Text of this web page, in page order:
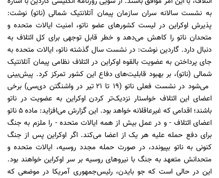
به نشست سالانه سران سازمان پیمان آتلانتیک شمالی (ناتو) نوشت:
پذیرش اوکراین در لیست کشورهای عضو ناتو، امنیت ایالات متحده و
متحدان ناتو را کاهش می‌دهد و خطر قابل توجهی برای کل ائتلاف به
دنبال دارد. گاردین نوشت: در نشست سال گذشته ناتو، ایالات متحده به
جای پرداختن به عضویت بالقوه اوکراین در ائتلاف نظامی پیمان آتلانتیک
شمالی (ناتو)، بر بهبود قابلیت‌های دفاع این کشور تمرکز کرد. پیش‌بینی
می‌شود در نشست فعلی ناتو (۱۹ تا ۲۱ تیر در واشنگتن دی‌سی) برخی
اعضای این ائتلاف خواستار نزدیک‌تر کردن اوکراین به عضویت در ناتو
باشند؛ اقدامی که غیرعاقلانه خواهد بود. این گزارش می‌افزاید: ماده ۵ ناتو
اعضای ائتلاف - و در عمل بیش از همه ایالات متحده - را ملزم به جنگ
برای دفع حمله علیه هر یک از اعضا می‌کند. اگر اوکراین پس از جنگ
کنونی به ناتو بپیوندد، در صورت حمله مجدد روسیه، ایالات متحده و
متحدانش متعهد به جنگ با نیروهای روسیه بر سر اوکراین خواهند بود.
این در حالی است که جو بایدن،‌ رئیس‌جمهوری آمریکا در موضعی که